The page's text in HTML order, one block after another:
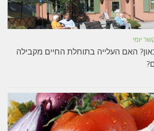
יומי
האם העלייה בתוחלת החיים מקבילה